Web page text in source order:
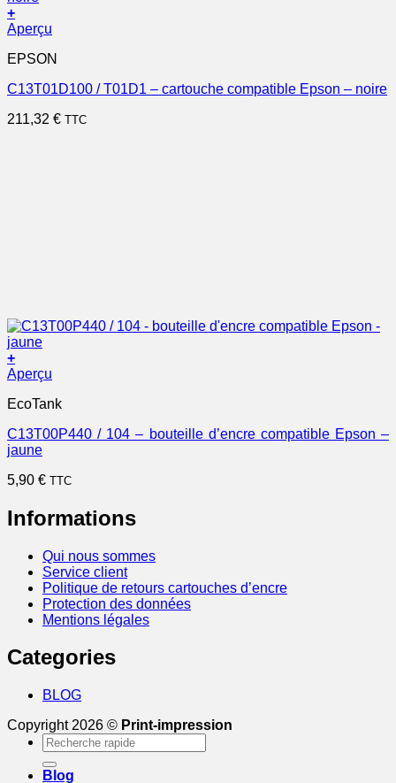
+
Aperçu
EPSON
C13T01D100 / T01D1 – cartouche compatible Epson – noire
211,32 € TTC
+
Aperçu
EcoTank
C13T00P440 / 104 – bouteille d’encre compatible Epson –
jaune
5,90 € TTC
Informations
Qui nous sommes
Service client
Politique de retours cartouches d’encre
Protection des données
Mentions légales
Categories
BLOG
Copyright 2026 © Print-impression
Recherche
pour :
Blog